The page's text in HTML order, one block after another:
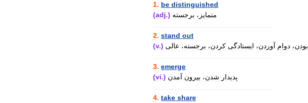
1. be distinguished
(adj.) متمایز، برجسته
2. stand out
(v.) بودن، دوام آوردن، ایستادگی کردن، برجسته، عالی
3. emerge
(vi.) پدیدار شدن، بیرون آمدن
4. take share